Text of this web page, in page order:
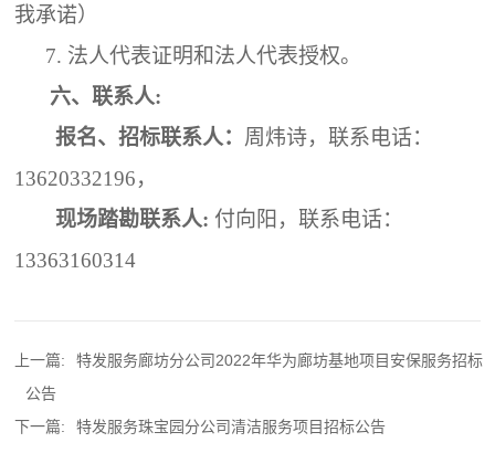
我承诺）
7. 法人代表证明和法人代表授权。
六、联系人:
报名、招标联系人： 周炜诗，联系电话：
13620332196，
现场踏勘联系人: 付向阳 ， 联系电话：
13363160314
上一篇:
特发服务廊坊分公司2022年华为廊坊基地项目安保服务招标
公告
下一篇:
特发服务珠宝园分公司清洁服务项目招标公告